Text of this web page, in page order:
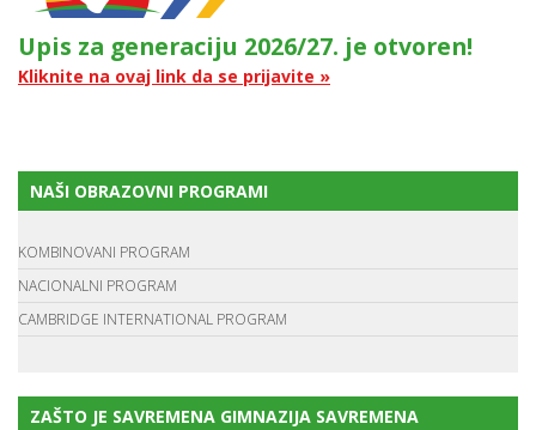
Upis za generaciju 2026/27. je otvoren!
Kliknite na ovaj link da se prijavite »
NAŠI OBRAZOVNI PROGRAMI
KOMBINOVANI PROGRAM
NACIONALNI PROGRAM
CAMBRIDGE INTERNATIONAL PROGRAM
ZAŠTO JE SAVREMENA GIMNAZIJA SAVREMENA